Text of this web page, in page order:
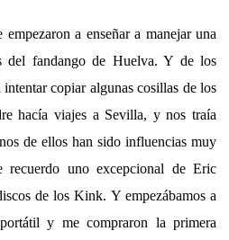
a enseñar a manejar una
del fandango de Huelva. Y de los
copiar algunas cosillas de los
hacía viajes a Sevilla, y nos traía
de ellos han sido influencias muy
recuerdo uno excepcional de Eric
de los Kink. Y empezábamos a
y me compraron la primera